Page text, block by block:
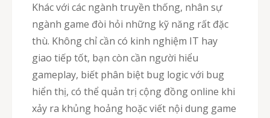
Khác với các ngành truyền thống, nhân sự
ngành game đòi hỏi những kỹ năng rất đặc
thù. Không chỉ cần có kinh nghiệm IT hay
giao tiếp tốt, bạn còn cần người hiểu
gameplay, biết phân biệt bug logic với bug
hiển thị, có thể quản trị cộng đồng online khi
xảy ra khủng hoảng hoặc viết nội dung game